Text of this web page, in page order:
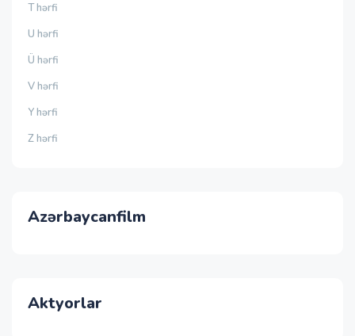
T hərfi
U hərfi
Ü hərfi
V hərfi
Y hərfi
Z hərfi
Azərbaycanfilm
Aktyorlar